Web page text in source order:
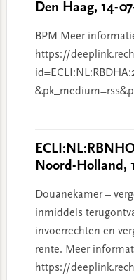
Den Haag, 14-
BPM Meer
https://
Noord-Holland,
Douanekamer –
inmiddels
invoerrechten en
rente. Meer
https://